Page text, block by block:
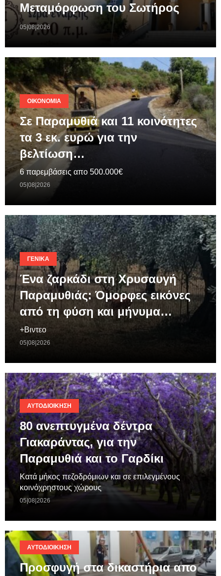
Μεταμόρφωση του Σωτήρος
05|08|2026
ΟΙΚΟΝΟΜΊΑ
Σε Παραμυθιά και 11 κοινότητες
τα 3 εκ. ευρώ για την
βελτίωση…
6 παρεμβάσεις απο 500.000€
05|08|2026
ΓΕΝΙΚΆ
Ένα ζαρκάδι στη Χρυσαυγή
Παραμυθιάς: Όμορφες εικόνες
από τη φύση και μήνυμα…
+Βιντεο
05|08|2026
ΑΥΤΟΔΙΟΊΚΗΣΗ
80 ανεπτυγμένα δέντρα
Γιακαράντας, για την
Παραμυθιά και το Γαρδίκι
Κατά μήκος πεζοδρόμιων και σε επιλεγμένους
κοινόχρηστους χώρους
05|08|2026
ΑΥΤΟΔΙΟΊΚΗΣΗ
Προσφυγή στα δικαστήρια απο